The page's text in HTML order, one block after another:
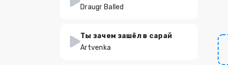
Draugr Balled
Ты зачем зашёл в сарай
Artvenka